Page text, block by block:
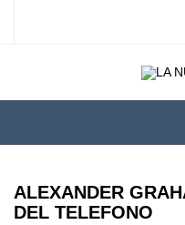
ALEXANDER
DEL TELEFONO